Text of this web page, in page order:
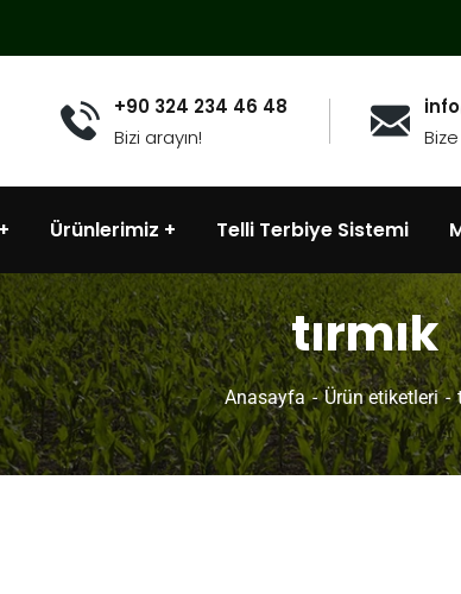
+90 324 234 46 48
Bizi arayın!
Bize
Ürünlerimiz Telli Terbiye Sistemi
tırmık
Anasayfa Ürün etiketleri